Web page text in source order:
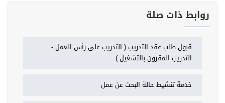
روابط ذات صلة
قبول طلب عقد التدريب ( التدريب على رأس العمل -
التدريب المقرون بالتشغيل )
خدمة تنشيط حالة البحث عن عمل